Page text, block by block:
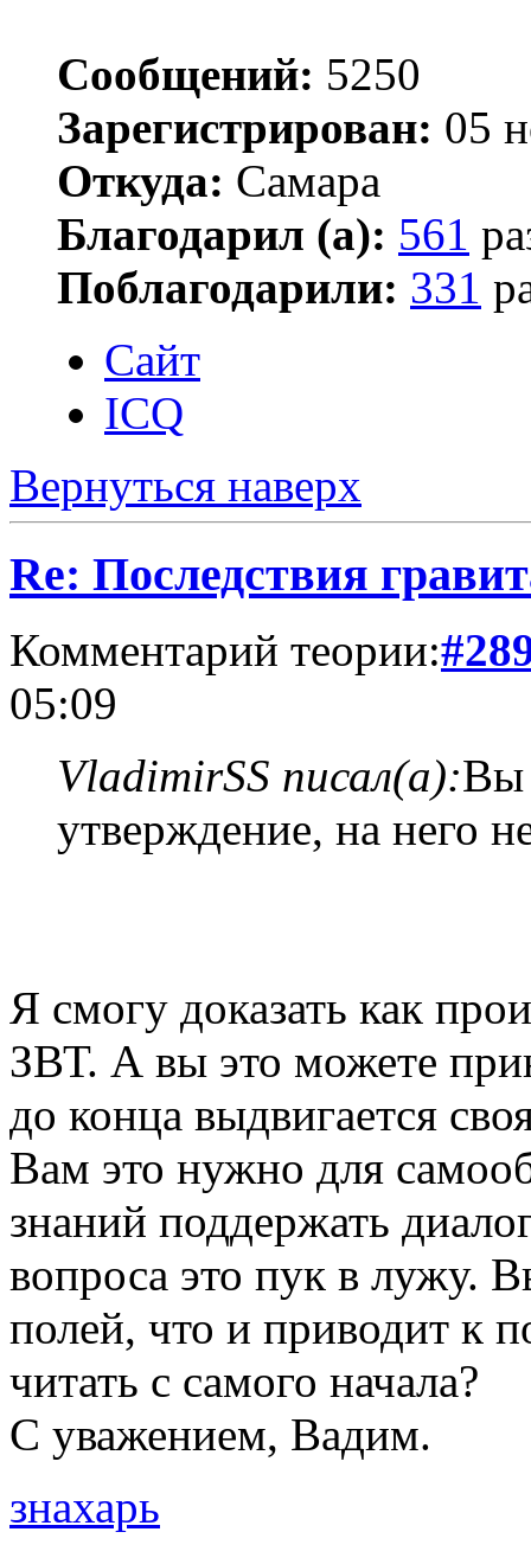
Сообщений: 5250
Зарегистрирован: 05
Откуда: Самара
Благодарил (а): 561
Поблагодарили: 331
Сайт
ICQ
Вернуться наверх
Re: Последствия
Комментарий теории:
05:09
VladimirSS писал(а):Вы
утверждение, на него
Я смогу доказать как
ЗВТ. А вы это можете
до конца выдвигается
Вам это нужно для
знаний поддержать
вопроса это пук в лужу.
полей, что и приводит к
читать с самого начала?
С уважением, Вадим.
знахарь